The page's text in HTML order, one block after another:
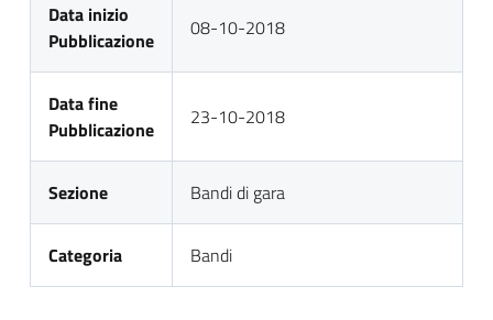
Data inizio
Pubblicazione
08-10-2018
Data fine
Pubblicazione
23-10-2018
Sezione Bandi di gara
Categoria Bandi